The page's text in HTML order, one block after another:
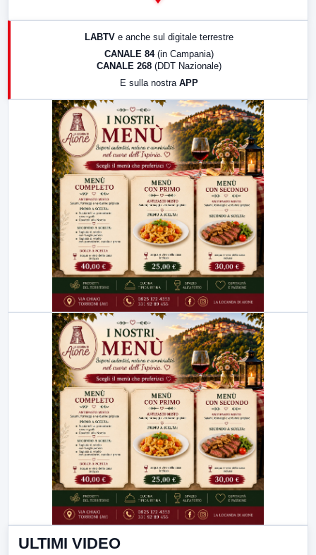
17:00 LabNews (replica)
LabNews (replica)
LABTV e anche sul digitale terrestre
CANALE 84 (in Campania)
CANALE 268 (DDT Nazionale)
E sulla nostra APP
ULTIMI VIDEO